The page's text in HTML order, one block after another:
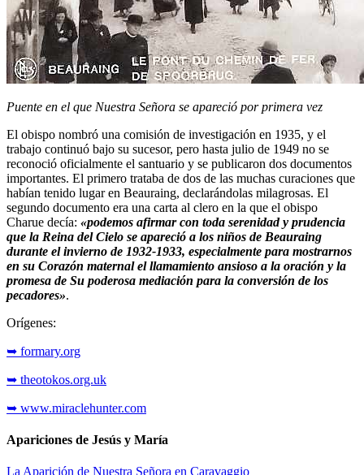
Puente en el que Nuestra Señora se apareció por primera vez
El obispo nombró una comisión de investigación en 1935, y el
trabajo continuó bajo su sucesor, pero hasta julio de 1949 no se
reconoció oficialmente el santuario y se publicaron dos documentos
importantes. El primero trataba de dos de las muchas curaciones que
habían tenido lugar en Beauraing, declarándolas milagrosas. El
segundo documento era una carta al clero en la que el obispo
Charue decía: «podemos afirmar con toda serenidad y prudencia
que la Reina del Cielo se apareció a los niños de Beauraing
durante el invierno de 1932-1933, especialmente para mostrarnos
en su Corazón maternal el llamamiento ansioso a la oración y la
promesa de Su poderosa mediación para la conversión de los
pecadores».
Orígenes:
➥ formary.org
➥ theotokos.org.uk
➥ www.miraclehunter.com
Apariciones de Jesús y María
La Aparición de Nuestra Señora en Caravaggio